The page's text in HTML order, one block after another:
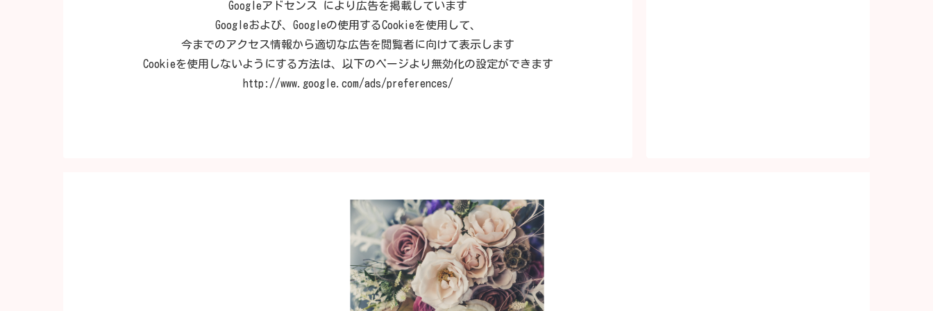
Googleアドセンス により広告を掲載しています
Googleおよび、Googleの使用するCookieを使用して、
今までのアクセス情報から適切な広告を閲覧者に向けて表示します
Cookieを使用しないようにする方法は、以下のページより無効化の設定ができます
http://www.google.com/ads/preferences/